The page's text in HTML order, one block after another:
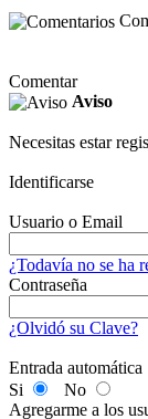
Comentar
Aviso
Necesitas estar
Identificarse
Usuario o Email
¿Todavía no se ha
Contraseña
¿Olvidó su Clave?
Entrada automática
Si
No
Agregarme a los